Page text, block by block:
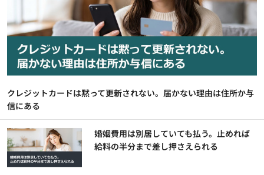
クレジットカードは黙って更新されない。届かない理由は住所か与
信にある
婚姻費用は別居していても払う。止めれば
給料の半分まで差し押さえられる